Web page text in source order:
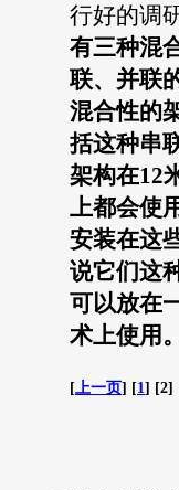
行好的调
有三种混
联、并联
混合性的
括这种串
架构在12
上都会使
安装在这
说它们这
可以放在
术上使用
[ 上一页] [1 ] [2]